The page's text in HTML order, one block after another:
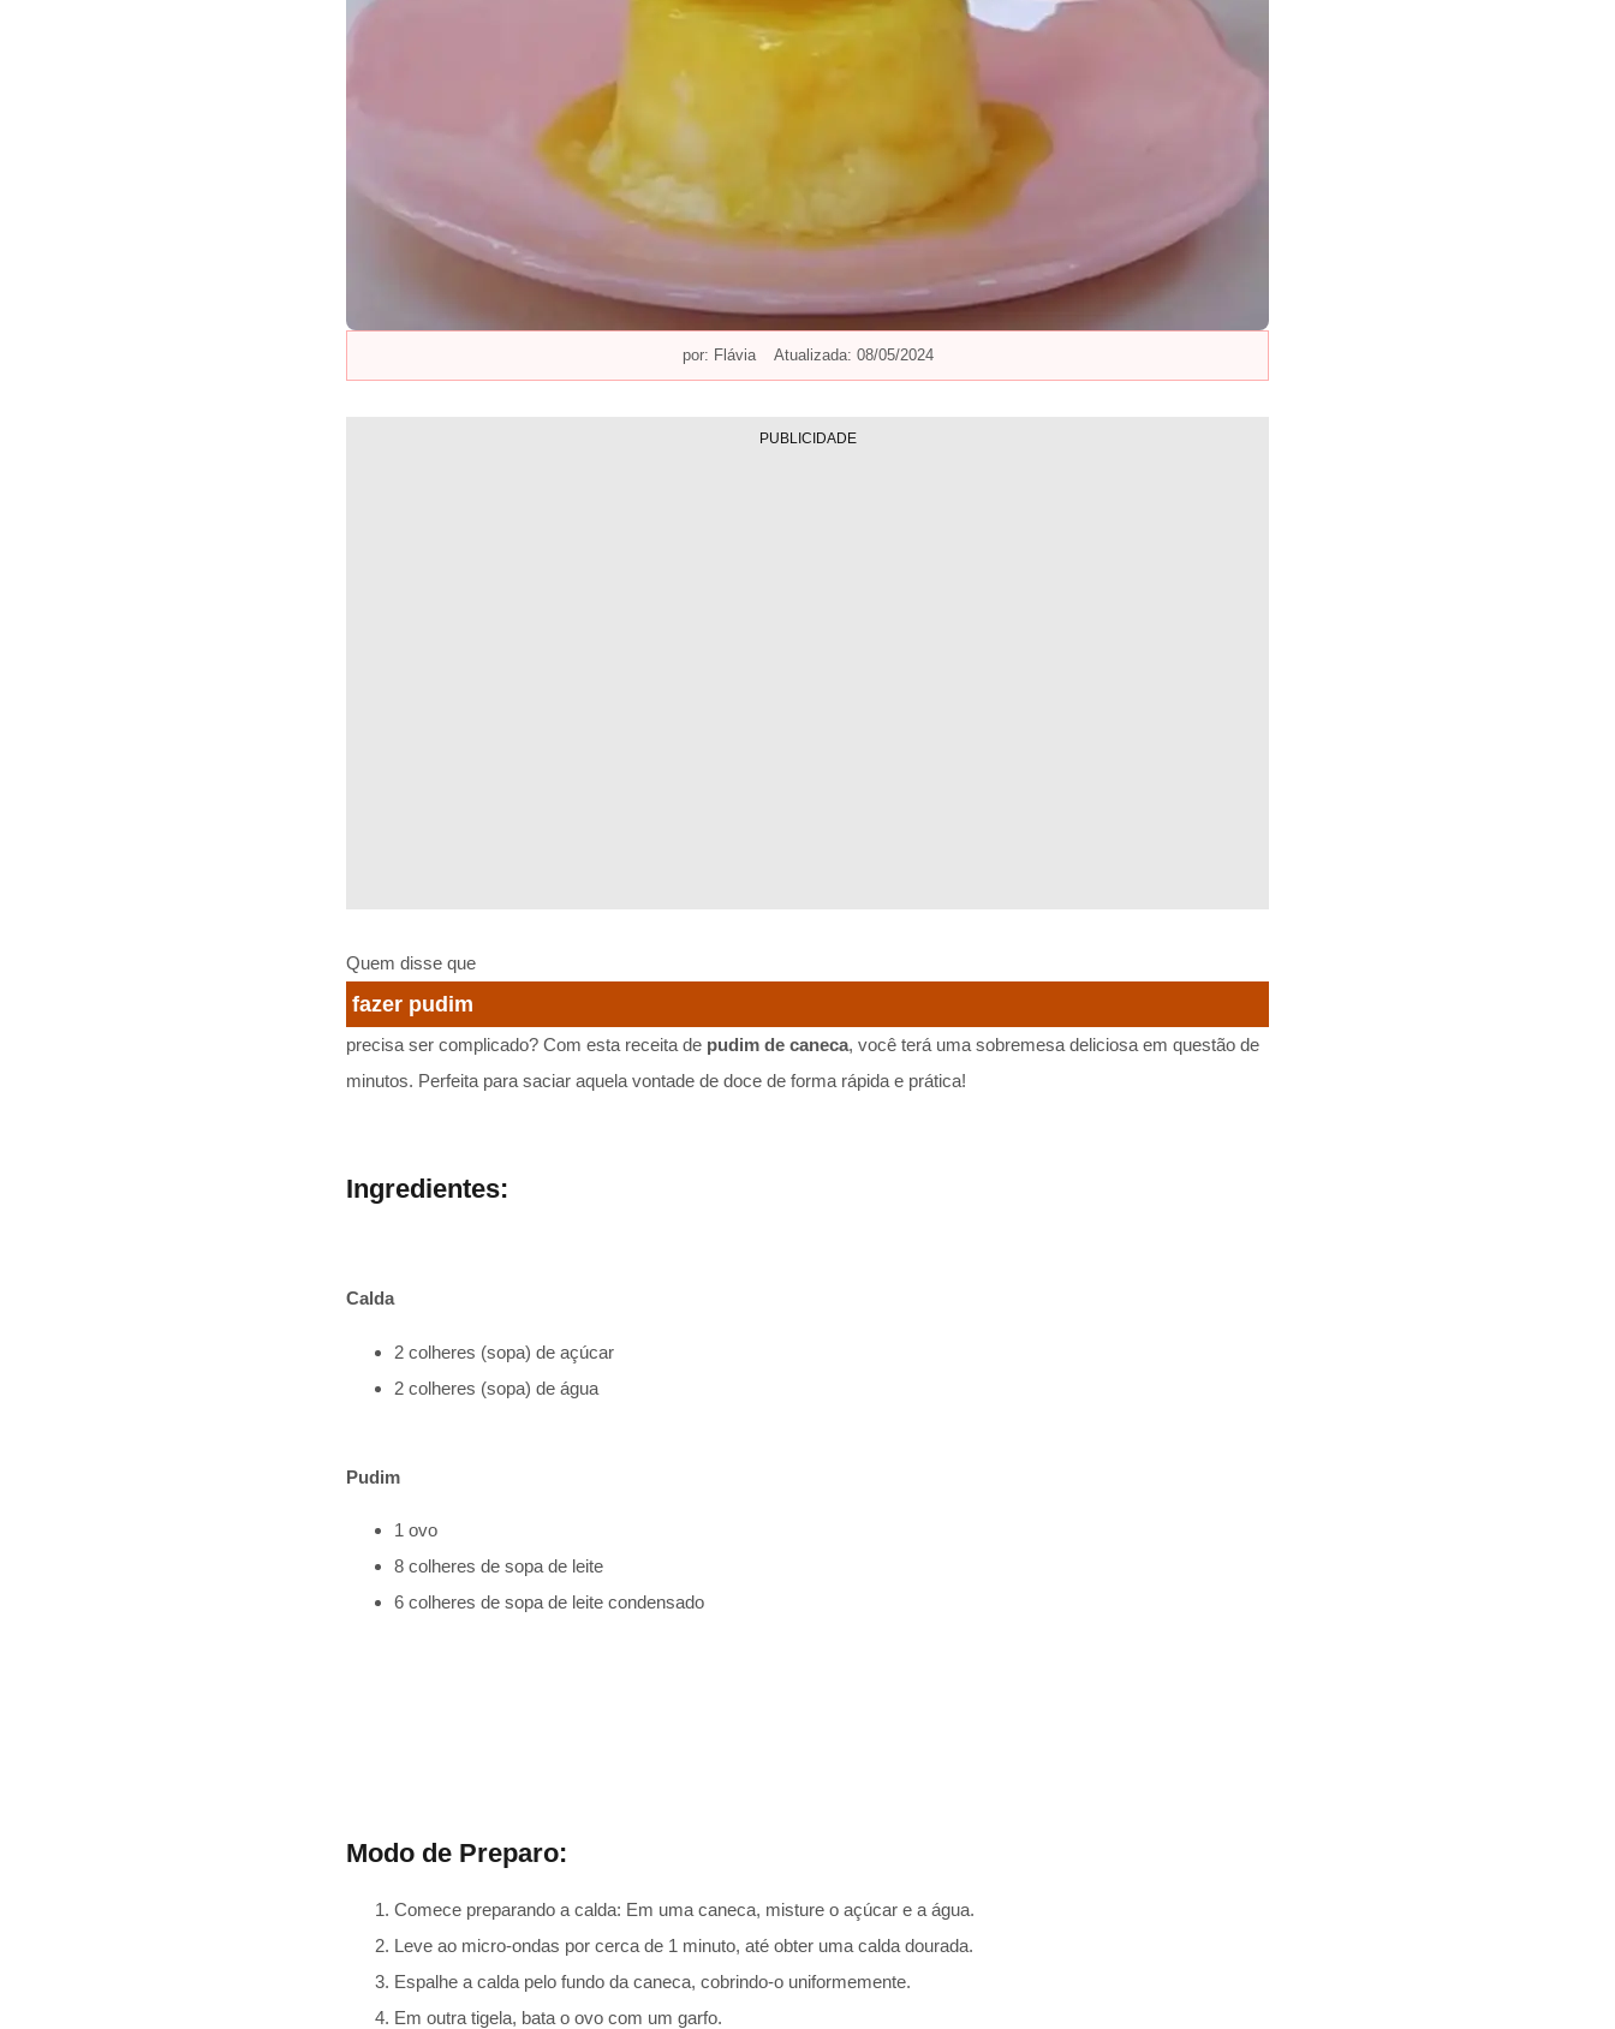
por: Flávia Atualizada: 08/05/2024
PUBLICIDADE
Quem disse que
fazer pudim
precisa ser complicado? Com esta receita de pudim de caneca, você terá uma sobremesa deliciosa em questão de
minutos. Perfeita para saciar aquela vontade de doce de forma rápida e prática!
Ingredientes:
Calda
2 colheres (sopa) de açúcar
2 colheres (sopa) de água
Pudim
1 ovo
8 colheres de sopa de leite
6 colheres de sopa de leite condensado
Modo de Preparo:
Comece preparando a calda: Em uma caneca, misture o açúcar e a água.
Leve ao micro-ondas por cerca de 1 minuto, até obter uma calda dourada.
Espalhe a calda pelo fundo da caneca, cobrindo-o uniformemente.
Em outra tigela, bata o ovo com um garfo.